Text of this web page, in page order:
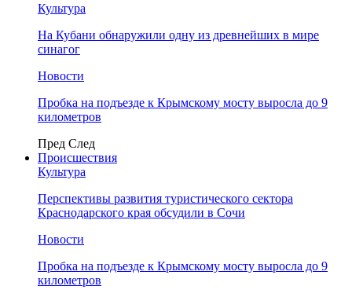
Культура
На Кубани обнаружили одну из древнейших в мире
синагог
Новости
Пробка на подъезде к Крымскому мосту выросла до 9
километров
Пред След
Происшествия
Культура
Перспективы развития туристического сектора
Краснодарского края обсудили в Сочи
Новости
Пробка на подъезде к Крымскому мосту выросла до 9
километров